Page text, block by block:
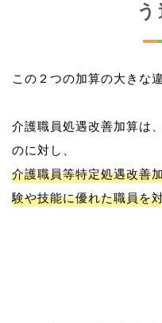
う
この２つの加算の大きな
介護職員処遇改善加算は
介護職員等特定処遇改善
験や技能に優れた職員を